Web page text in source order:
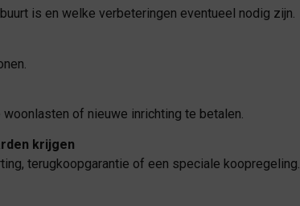
is en welke verbeteringen eventueel nodig zijn.
of nieuwe inrichting te betalen.
krijgen
terugkoopgarantie of een speciale koopregeling.